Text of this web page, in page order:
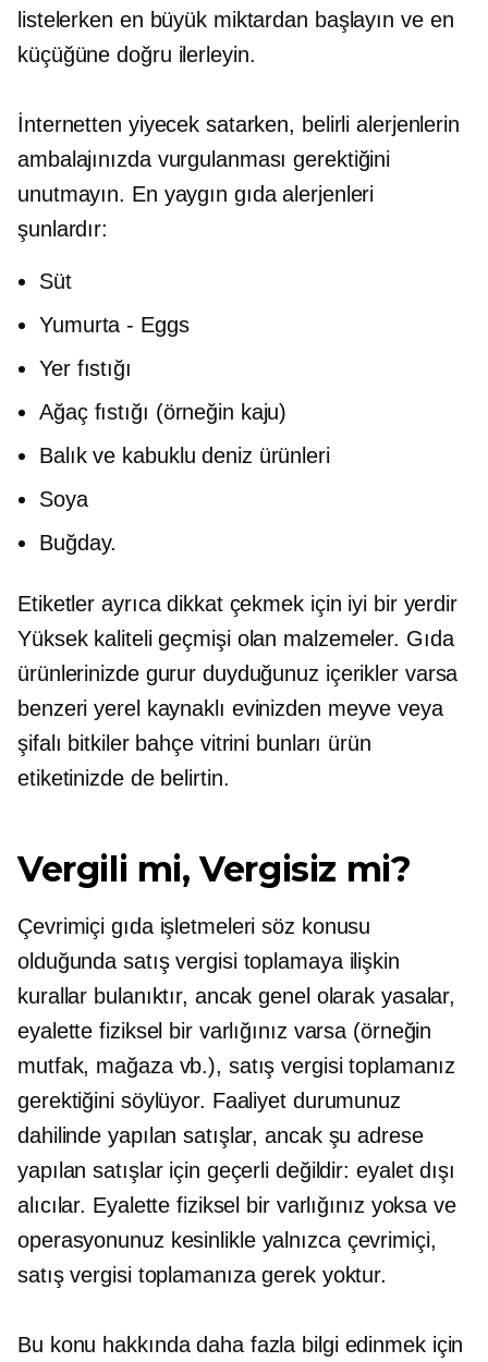
listelerken en büyük miktardan başlayın ve en
küçüğüne doğru ilerleyin.
İnternetten yiyecek satarken, belirli alerjenlerin
ambalajınızda vurgulanması gerektiğini
unutmayın. En yaygın gıda alerjenleri
şunlardır:
Süt
Yumurta - Eggs
Yer fıstığı
Ağaç fıstığı (örneğin kaju)
Balık ve kabuklu deniz ürünleri
Soya
Buğday.
Etiketler ayrıca dikkat çekmek için iyi bir yerdir
Yüksek kaliteligeçmişi olan malzemeler. Gıda
ürünlerinizde gurur duyduğunuz içerikler varsa
benzeri yerel kaynaklı evinizden meyve veya
şifalı bitkiler bahçe vitrini bunları ürün
etiketinizde de belirtin.
Vergili mi, Vergisiz mi?
Çevrimiçi gıda işletmeleri söz konusu
olduğunda satış vergisi toplamaya ilişkin
kurallar bulanıktır, ancak genel olarak yasalar,
eyalette fiziksel bir varlığınız varsa (örneğin
mutfak, mağaza vb.), satış vergisi toplamanız
gerektiğini söylüyor. Faaliyet durumunuz
dahilinde yapılan satışlar, ancak şu adrese
yapılan satışlar için geçerli değildir: eyalet dışı
alıcılar. Eyalette fiziksel bir varlığınız yoksa ve
operasyonunuz kesinlikle yalnızca çevrimiçi,
satış vergisi toplamanıza gerek yoktur.
Bu konu hakkında daha fazla bilgi edinmek için